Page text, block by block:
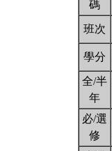
碼
班次
學分
全/半
年
必/選
修